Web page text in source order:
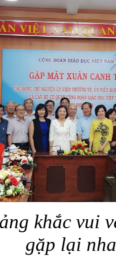
khắc vui
gặp lại